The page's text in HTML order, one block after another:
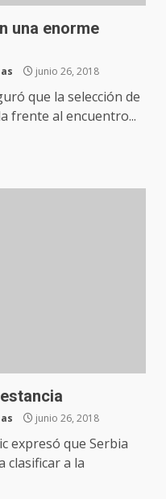
una enorme
junio 26, 2018
que la selección de
frente al encuentro...
junio 26, 2018
expresó que Serbia
clasificar a la